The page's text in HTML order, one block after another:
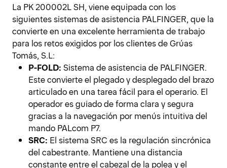
La PK 200002L SH, viene equipada con los
siguientes sistemas de asistencia PALFINGER, que la
convierte en una excelente herramienta de trabajo
para los retos exigidos por los clientes de Grúas
Tomás, S.L:
P-FOLD: Sistema de asistencia de PALFINGER.
Este convierte el plegado y desplegado del brazo
articulado en una tarea fácil para el operario. El
operador es guiado de forma clara y segura
gracias a la navegación por menús intuitiva del
mando PALcom P7.
SRC: El sistema SRC es la regulación sincrónica
del cabestrante. Mantiene una distancia
constante entre el cabezal de la polea y el